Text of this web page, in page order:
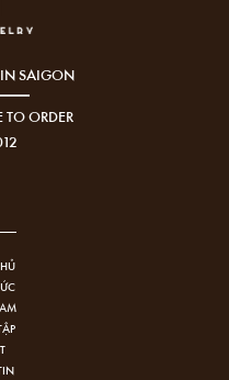
IN SAIGON
ORDER